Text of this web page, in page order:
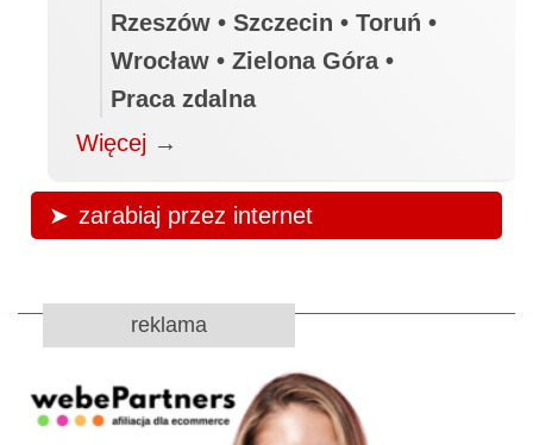
Rzeszów • Szczecin • Toruń •
Wrocław • Zielona Góra •
Praca zdalna
Więcej →
zarabiaj przez internet
reklama